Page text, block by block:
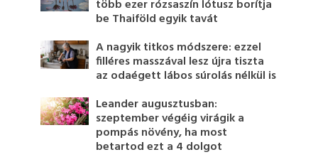
több ezer rózsaszín lótusz borítja
be Thaiföld egyik tavát
A nagyik titkos módszere: ezzel
filléres masszával lesz újra tiszta
az odaégett lábos súrolás nélkül is
Leander augusztusban:
szeptember végéig virágik a
pompás növény, ha most
betartod ezt a 4 dolgot